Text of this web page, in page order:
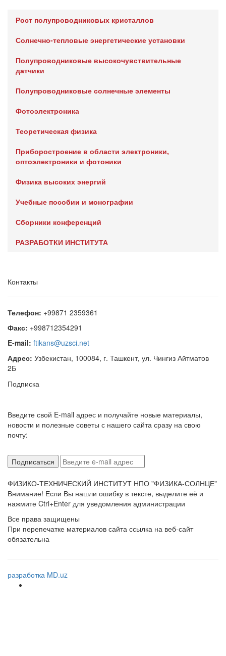
Рост полупроводниковых кристаллов
Солнечно-тепловые энергетические установки
Полупроводниковые высокочувствительные
датчики
Полупроводниковые солнечные элементы
Фотоэлектроника
Теоретическая физика
Приборостроение в области электроники,
оптоэлектроники и фотоники
Физика высоких энергий
Учебные пособии и монографии
Сборники конференций
РАЗРАБОТКИ ИНСТИТУТА
Контакты
Телефон: +99871 2359361
Факс: +998712354291
E-mail: ftikans@uzsci.net
Адрес: Узбекистан, 100084, г. Ташкент, ул. Чингиз Айтматов
2Б
Подписка
Введите свой E-mail адрес и получайте новые материалы,
новости и полезные советы с нашего сайта сразу на свою
почту:
ФИЗИКО-ТЕХНИЧЕСКИЙ ИНСТИТУТ НПО "ФИЗИКА-СОЛНЦЕ"
Внимание! Если Вы нашли ошибку в тексте, выделите её и
нажмите Ctrl+Enter для уведомления администрации
Все права защищены
При перепечатке материалов сайта ссылка на веб-сайт
обязательна
разработка MD.uz